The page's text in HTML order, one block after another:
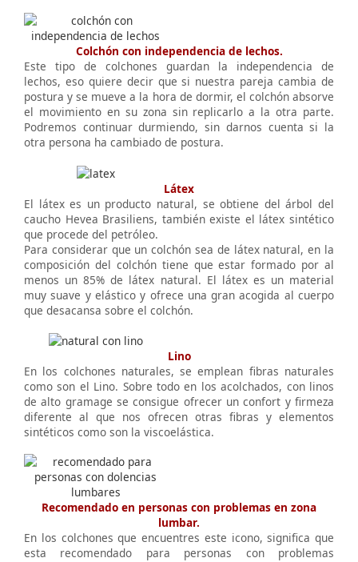
Colchón con independencia de lechos.
Este tipo de colchones guardan la independencia de
lechos, eso quiere decir que si nuestra pareja cambia de
postura y se mueve a la hora de dormir, el colchón absorve
el movimiento en su zona sin replicarlo a la otra parte.
Podremos continuar durmiendo, sin darnos cuenta si la
otra persona ha cambiado de postura.
Látex
El látex es un producto natural, se obtiene del árbol del
caucho Hevea Brasiliens, también existe el látex sintético
que procede del petróleo.
Para considerar que un colchón sea de látex natural, en la
composición del colchón tiene que estar formado por al
menos un 85% de látex natural. El látex es un material
muy suave y elástico y ofrece una gran acogida al cuerpo
que desacansa sobre el colchón.
Lino
En los colchones naturales, se emplean fibras naturales
como son el Lino. Sobre todo en los acolchados, con linos
de alto gramage se consigue ofrecer un confort y firmeza
diferente al que nos ofrecen otras fibras y elementos
sintéticos como son la viscoelástica.
Recomendado en personas con problemas en zona
lumbar.
En los colchones que encuentres este icono, significa que
esta recomendado para personas con problemas